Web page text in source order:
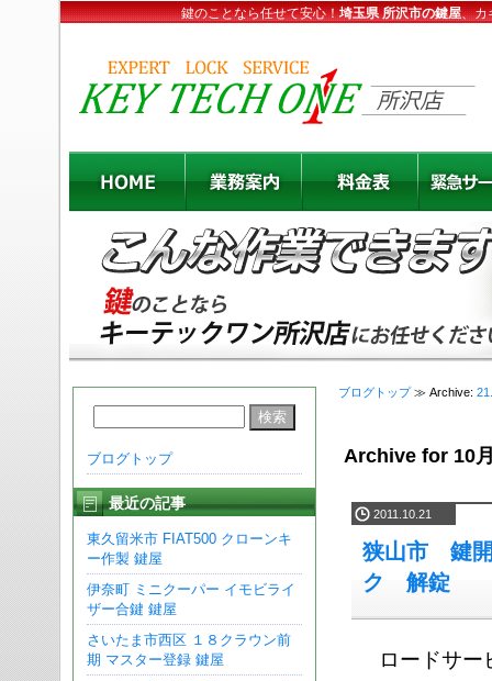
鍵のことなら任せて安心！埼玉県 所沢市の鍵屋、カ
ブログトップ
最近の記事
東久留米市 FIAT500 クローンキ
ー作製 鍵屋
伊奈町 ミニクーパー イモビライ
ザー合鍵 鍵屋
さいたま市西区 １８クラウン前
期 マスター登録 鍵屋
ブログトップ≫ Archive:
Archive for 10
2011.10.21
狭山市 鍵
ク 解錠
ロードサ